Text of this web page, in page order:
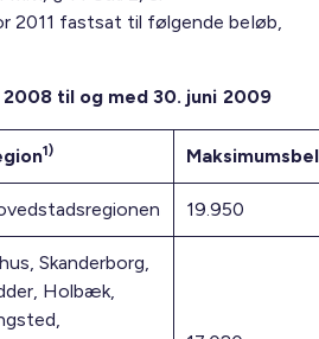
2011 fastsat til følgende beløb,
2008 til og med 30. juni 2009
1)
19.950
Skanderborg,
Holbæk,